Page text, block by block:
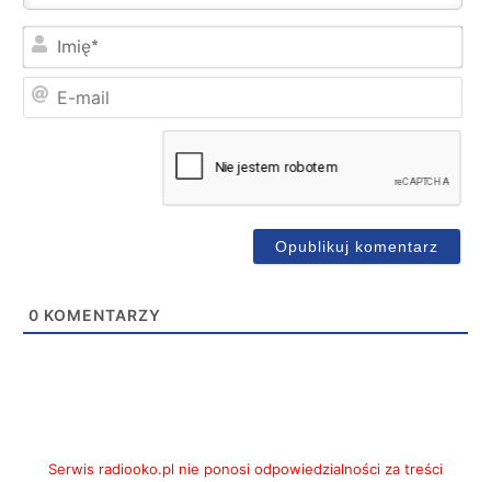
0 KOMENTARZY
Serwis radiooko.pl nie ponosi odpowiedzialności za treści